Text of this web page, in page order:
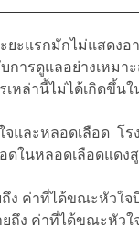
ะแรกมักไม่แสดงอ
การดูแลอย่างเหมา
หล่านี้ไม่ได้เกิดขึ้น
ละหลอดเลือด โร
ในหลอดเลือดแดง
ง ค่าที่ได้ขณะหัวใจ
ถึง ค่าที่ได้ขณะหัว